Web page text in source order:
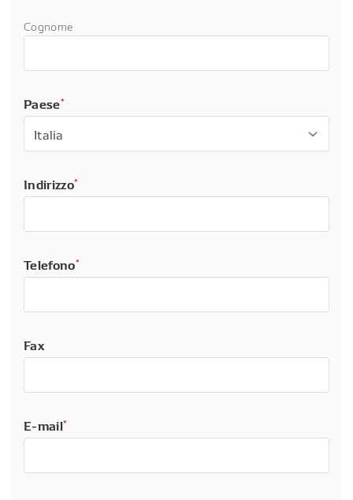
Cognome
Paese*
Indirizzo*
Telefono*
Fax
E-mail*